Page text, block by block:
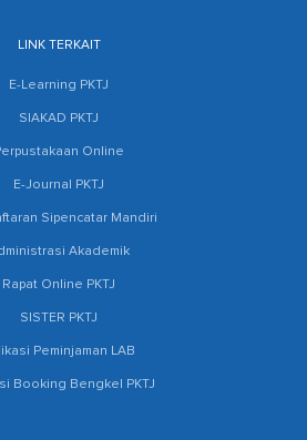
LINK TERKAIT
E-Learning PKTJ
SIAKAD PKTJ
Online
E-Journal PKTJ
Sipencatar Mandiri
Akademik
Rapat Online PKTJ
SISTER PKTJ
Peminjaman LAB
Booking Bengkel PKTJ